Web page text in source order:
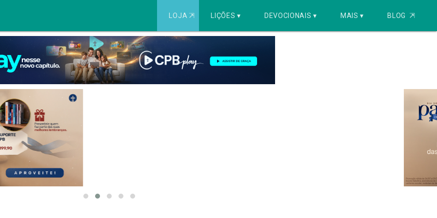
LOJA ⇱ LIÇÕES ▾ DEVOCIONAIS ▾ MAIS ▾ BLOG ⇱